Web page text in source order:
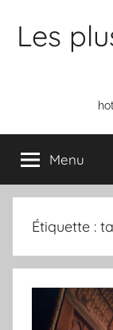
Les
Menu
Étiquette :